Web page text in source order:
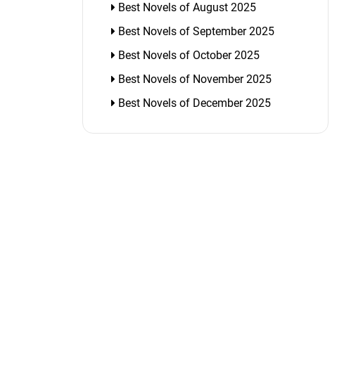
Best Novels of August 2025
Best Novels of September 2025
Best Novels of October 2025
Best Novels of November 2025
Best Novels of December 2025